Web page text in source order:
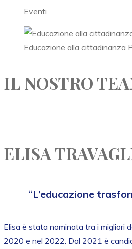
Eventi
Educazione alla cittadinanza
IL NOSTRO
ELISA
“L’educazione
Elisa è stata nominata tra i migliori
2020 e nel 2022. Dal 2021 è